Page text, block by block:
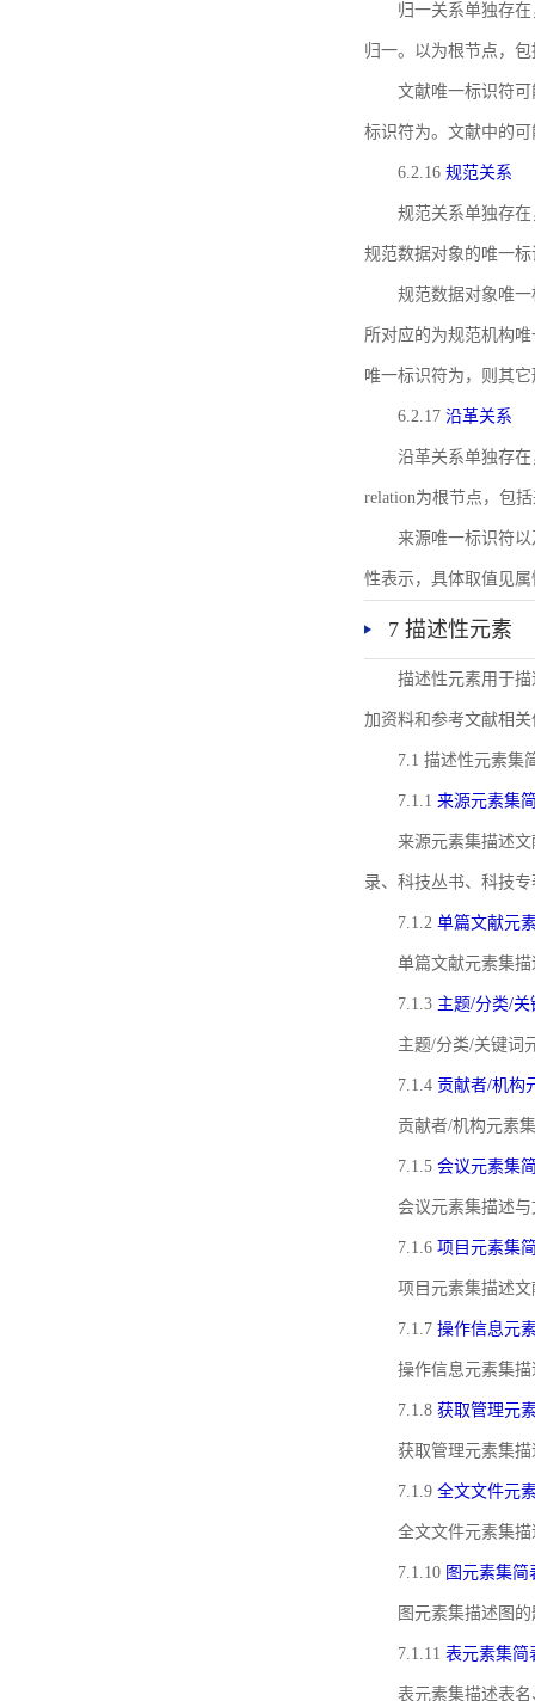
归一关系单独存
归一。以为根节点，
文献唯一标识符
标识符为。文献中的
6.2.16 规范关系
规范关系单独存
规范数据对象的唯一
规范数据对象唯一
所对应的为规范机构
唯一标识符为，则其
6.2.17 沿革关系
沿革关系单独存
relation为根节点，包
来源唯一标识符以
性表示，具体取值见属
7 描述性元素
描述性元素用于
加资料和参考文献相
7.1 描述性元素集
7.1.1 来源元素集
来源元素集描述
录、科技丛书、科技
7.1.2 单篇文献元
单篇文献元素集
7.1.3 主题/分类/
主题/分类/关键词
7.1.4 贡献者/机构
贡献者/机构元素
7.1.5 会议元素集
会议元素集描述
7.1.6 项目元素集
项目元素集描述
7.1.7 操作信息元
操作信息元素集
7.1.8 获取管理元
获取管理元素集
7.1.9 全文文件元
全文文件元素集
7.1.10 图元素集简
图元素集描述图
7.1.11 表元素集简
表元素集描述表